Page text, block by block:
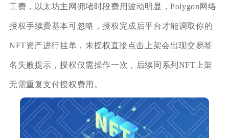
工费，以太坊主网拥堵时段费用波动明显，Polygon网络
授权手续费基本可忽略，授权完成后平台才能调取你的
NFT资产进行挂单，未授权直接点击上架会出现交易签
名失败提示，授权仅需操作一次，后续同系列NFT上架
无需重复支付授权费用。